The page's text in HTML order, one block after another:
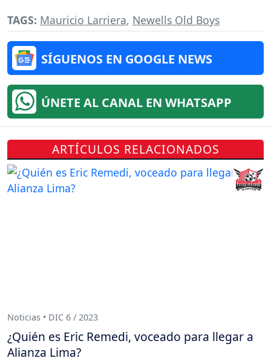
TAGS: Mauricio Larriera, Newells Old Boys
SÍGUENOS EN GOOGLE NEWS
ÚNETE AL CANAL EN WHATSAPP
ARTÍCULOS RELACIONADOS
Noticias • DIC 6 / 2023
¿Quién es Eric Remedi, voceado para llegar a
Alianza Lima?